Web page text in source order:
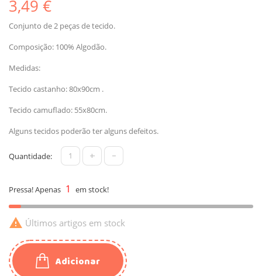
3,49 €
Conjunto de 2 peças de tecido.
Composição: 100% Algodão.
Medidas:
Tecido castanho: 80x90cm .
Tecido camuflado: 55x80cm.
Alguns tecidos poderão ter alguns defeitos.
Quantidade: + -
Pressa! Apenas 1 em stock!
 Últimos artigos em stock
Adicionar